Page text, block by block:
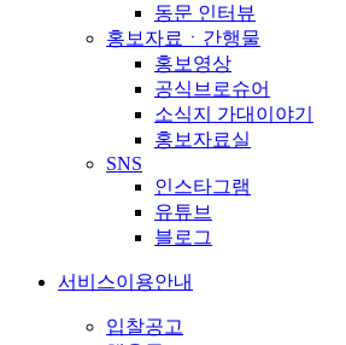
동문 인터뷰
홍보자료ㆍ간행물
홍보영상
공식브로슈어
소식지 가대이야기
홍보자료실
SNS
인스타그램
유튜브
블로그
서비스이용안내
입찰공고